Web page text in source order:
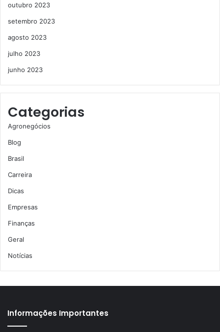
outubro 2023
setembro 2023
agosto 2023
julho 2023
junho 2023
Categorias
Agronegócios
Blog
Brasil
Carreira
Dicas
Empresas
Finanças
Geral
Notícias
Informações Importantes